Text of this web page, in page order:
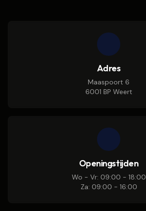
Adres
Maaspoort 6
6001 BP Weert
Openingstijden
Wo - Vr: 09:00 - 18:00
Za: 09:00 - 16:00